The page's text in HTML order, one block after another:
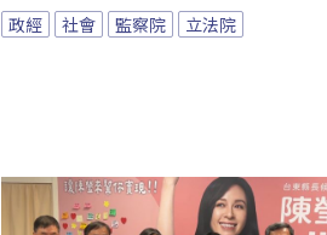
政經 社會 監察院 立法院